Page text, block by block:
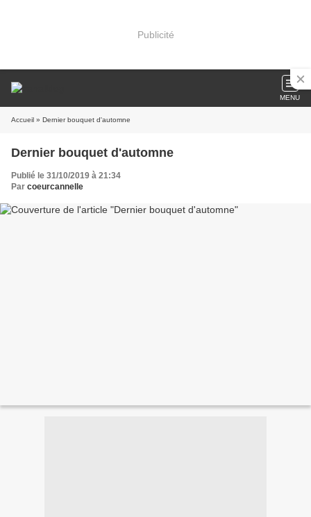
Publicité
MENU
Accueil » Dernier bouquet d'automne
Dernier bouquet d'automne
Publié le 31/10/2019 à 21:34
Par coeurcannelle